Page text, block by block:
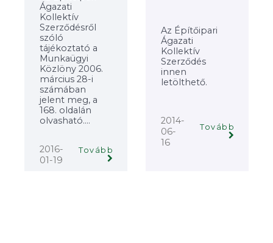
Ágazati
Kollektív
Szerződésről
szóló
tájékoztató a
Munkaügyi
Közlöny 2006.
március 28-i
számában
jelent meg, a
168. oldalán
olvasható....
2016-
01-19
Tovább
Az Építőipari
Ágazati
Kollektív
Szerződés
innen
letölthető.
2014-
06-
16
Tovább